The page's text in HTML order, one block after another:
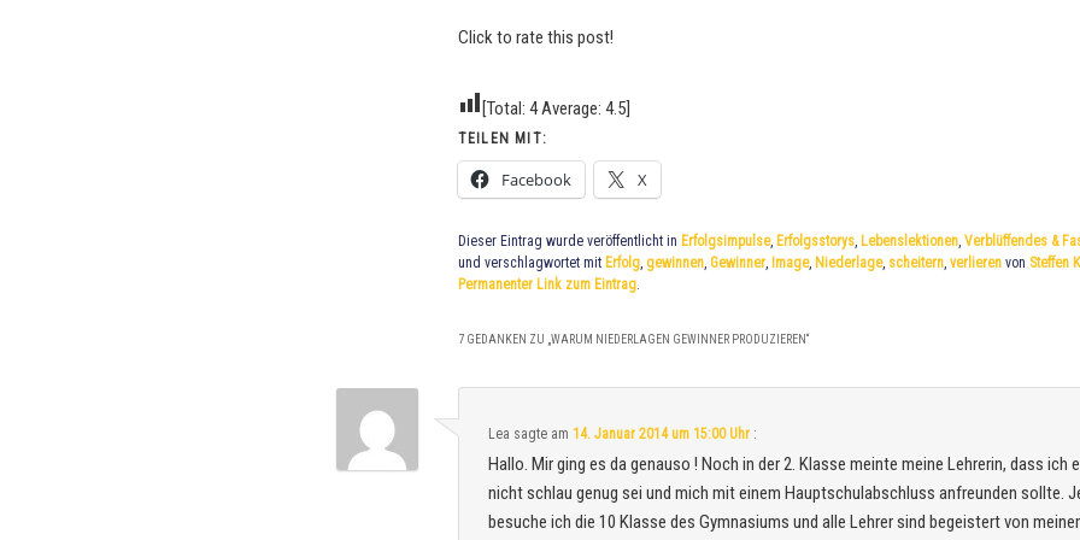
Click to rate this post!
[Total: 4Average: 4.5]
TEILEN MIT:
Facebook X
Dieser Eintrag wurde veröffentlicht in Erfolgsimpulse, Erfolgsstorys, Lebenslektionen, Verblüffendes &
und verschlagwortet mit Erfolg, gewinnen, Gewinner, Image, Niederlage, scheitern, verlierenvon Steffen
Permanenter Link zum Eintrag.
7 GEDANKEN ZU „WARUM NIEDERLAGEN GEWINNER PRODUZIEREN“
Lea sagte am 14. Januar 2014 um 15:00 Uhr :
Hallo. Mir ging es da genauso ! Noch in der 2. Klasse meinte meine Lehrerin, dass ich
nicht schlau genug sei und mich mit einem Hauptschulabschluss anfreunden sollte.
besuche ich die 10 Klasse des Gymnasiums und alle Lehrer sind begeistert von